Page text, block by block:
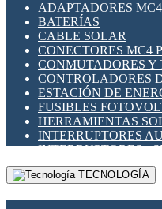
ADAPTADORES
BATERÍAS
CABLE SOLAR
CONECTORES MC4
CONMUTADORES Y
CONTROLADORES
ESTACIÓN DE
FUSIBLES
HERRAMIENTAS
INTERRUPTORES
INTERRUPTORES -
FOTOVOLTÁICOS
MONTAJE PANEL
TECNOLOGÍA